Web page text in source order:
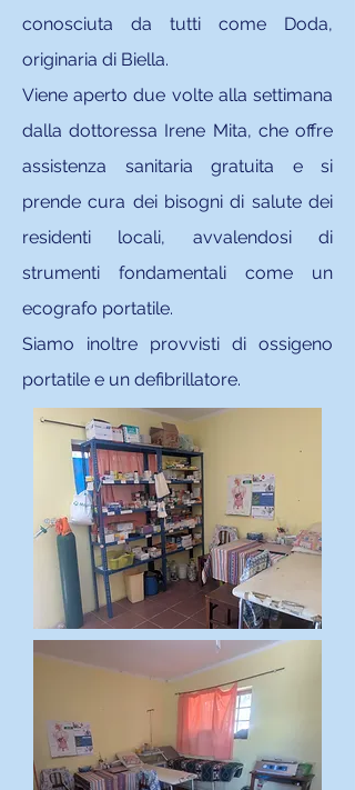
conosciuta da tutti come Doda,
originaria di Biella.
Viene aperto due volte alla settimana
dalla dottoressa Irene Mita, che offre
assistenza sanitaria gratuita e si
prende cura dei bisogni di salute dei
residenti locali, avvalendosi di
strumenti fondamentali come un
ecografo portatile.
Siamo inoltre provvisti di ossigeno
portatile e un defibrillatore.